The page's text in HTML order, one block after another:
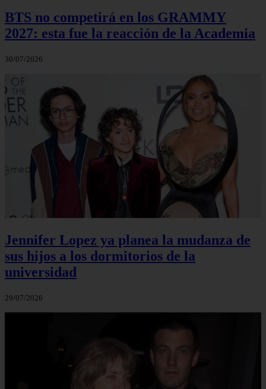
BTS no competirá en los GRAMMY
2027: esta fue la reacción de la Academia
30/07/2026
Jennifer Lopez ya planea la mudanza de
sus hijos a los dormitorios de la
universidad
29/07/2026